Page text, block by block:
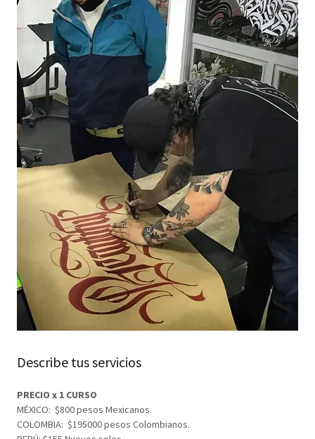
Describe tus servicios
PRECIO x 1 CURSO
MÉXICO: $800 pesos Mexicanos.
COLOMBIA: $195000 pesos Colombianos.